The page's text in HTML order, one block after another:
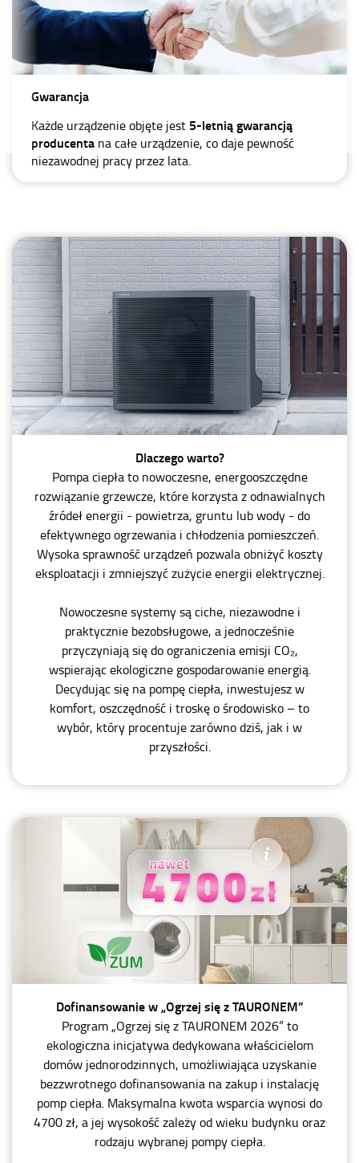
Gwarancja
Każde urządzenie objęte jest 5-letnią gwarancją
producenta na całe urządzenie, co daje pewność
niezawodnej pracy przez lata.
Dlaczego warto?
Pompa ciepła to nowoczesne, energooszczędne
rozwiązanie grzewcze, które korzysta z odnawialnych
źródeł energii - powietrza, gruntu lub wody - do
efektywnego ogrzewania i chłodzenia pomieszczeń.
Wysoka sprawność urządzeń pozwala obniżyć koszty
eksploatacji i zmniejszyć zużycie energii elektrycznej.
Nowoczesne systemy są ciche, niezawodne i
praktycznie bezobsługowe, a jednocześnie
przyczyniają się do ograniczenia emisji CO₂,
wspierając ekologiczne gospodarowanie energią.
Decydując się na pompę ciepła, inwestujesz w
komfort, oszczędność i troskę o środowisko – to
wybór, który procentuje zarówno dziś, jak i w
przyszłości.
Dofinansowanie w „Ogrzej się z TAURONEM”
Program „Ogrzej się z TAURONEM 2026” to
ekologiczna inicjatywa dedykowana właścicielom
domów jednorodzinnych, umożliwiająca uzyskanie
bezzwrotnego dofinansowania na zakup i instalację
pomp ciepła. Maksymalna kwota wsparcia wynosi do
4700 zł, a jej wysokość zależy od wieku budynku oraz
rodzaju wybranej pompy ciepła.